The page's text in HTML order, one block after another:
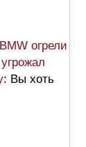
огрели
: Вы хоть